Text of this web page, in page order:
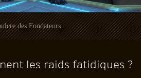
des Fondateurs
les raids fatidiques ?